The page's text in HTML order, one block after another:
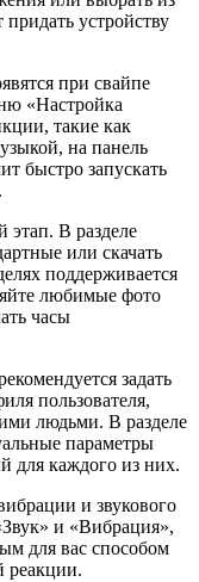
устройству
при свайпе
«Настройка
такие как
на панель
быстро запускать
этап. В разделе
или скачать
поддерживается
любимые фото
часы
задать
пользователя,
людьми. В разделе
параметры
для каждого из них.
и звукового
и «Вибрация»,
для вас способом
реакции.